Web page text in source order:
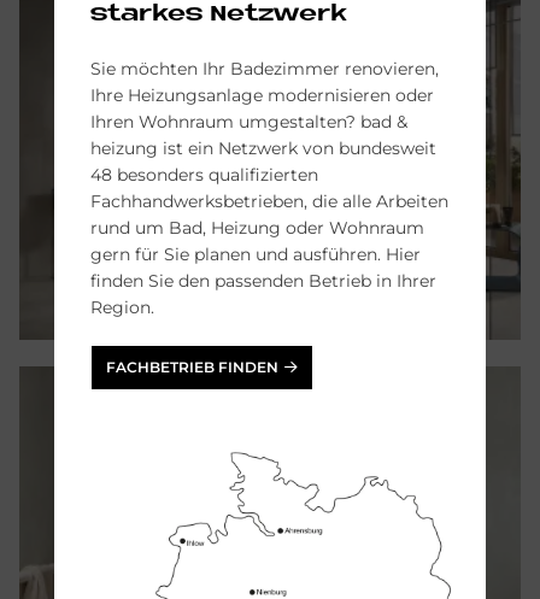
starkes Netzwerk
Sie möchten Ihr Badezimmer renovieren,
Ihre Heizungsanlage modernisieren oder
Ihren Wohnraum umgestalten? bad &
heizung ist ein Netzwerk von bundesweit
48 besonders qualifizierten
Fachhandwerksbetrieben, die alle Arbeiten
rund um Bad, Heizung oder Wohnraum
gern für Sie planen und ausführen. Hier
finden Sie den passenden Betrieb in Ihrer
Region.
FACHBETRIEB FINDEN